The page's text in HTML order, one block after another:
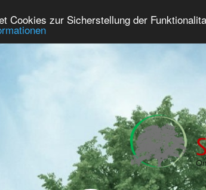
Cookies zur Sicherstellung der
Premium Gedenken